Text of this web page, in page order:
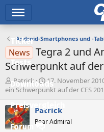
Ticker
Tests
Downloads
Preisvergleich
Forum
Android-Smartphones und -
News Tegra 2 und
Schwerpunkt auf der
E
r
t
e
l
Patrick
E
r
t
17. November
ein Schwerpunkt auf der CES
Patrick
Rear Admiral